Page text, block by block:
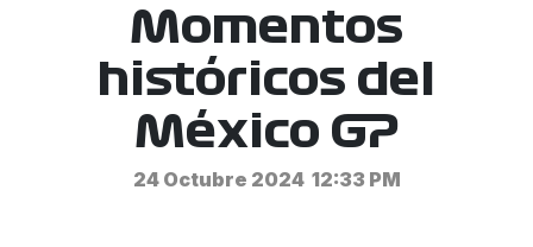
Momentos
históricos del
México GP
24 Octubre 2024 12:33 PM